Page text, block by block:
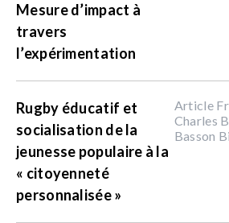
Mesure d’impact à
travers
l’expérimentation
Rugby éducatif et
socialisation de la
jeunesse populaire à la
« citoyenneté
personnalisée »
Article
Charles
Basson